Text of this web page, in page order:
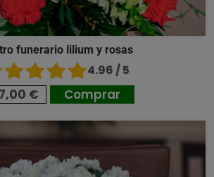
funerario lilium y rosas
4.96 / 5
€ Comprar